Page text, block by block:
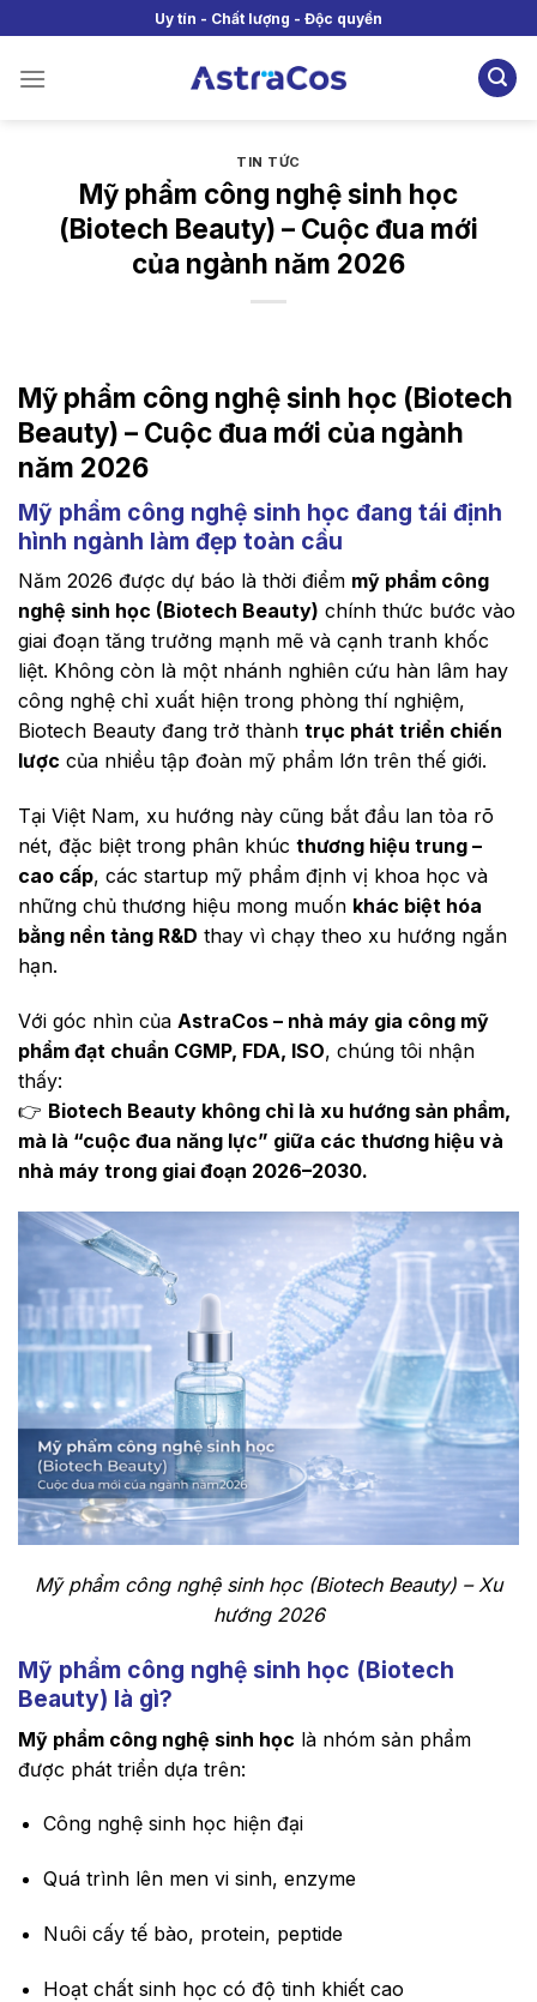
to
content
Uy tín - Chất lượng - Độc quyền
TIN TỨC
Mỹ phẩm công nghệ sinh học
(Biotech Beauty) – Cuộc đua mới
của ngành năm 2026
Mỹ phẩm công nghệ sinh học (Biotech
Beauty) – Cuộc đua mới của ngành
năm 2026
Mỹ phẩm công nghệ sinh học đang tái định
hình ngành làm đẹp toàn cầu
Năm 2026 được dự báo là thời điểm mỹ phẩm công
nghệ sinh học (Biotech Beauty) chính thức bước vào
giai đoạn tăng trưởng mạnh mẽ và cạnh tranh khốc
liệt. Không còn là một nhánh nghiên cứu hàn lâm hay
công nghệ chỉ xuất hiện trong phòng thí nghiệm,
Biotech Beauty đang trở thành trục phát triển chiến
lược của nhiều tập đoàn mỹ phẩm lớn trên thế giới.
Tại Việt Nam, xu hướng này cũng bắt đầu lan tỏa rõ
nét, đặc biệt trong phân khúc thương hiệu trung –
cao cấp, các startup mỹ phẩm định vị khoa học và
những chủ thương hiệu mong muốn khác biệt hóa
bằng nền tảng R&D thay vì chạy theo xu hướng ngắn
hạn.
Với góc nhìn của AstraCos – nhà máy gia công mỹ
phẩm đạt chuẩn CGMP, FDA, ISO, chúng tôi nhận
thấy:
👉 Biotech Beauty không chỉ là xu hướng sản phẩm,
mà là “cuộc đua năng lực” giữa các thương hiệu và
nhà máy trong giai đoạn 2026–2030.
Mỹ phẩm công nghệ sinh học (Biotech Beauty) – Xu
hướng 2026
Mỹ phẩm công nghệ sinh học (Biotech
Beauty) là gì?
Mỹ phẩm công nghệ sinh học là nhóm sản phẩm
được phát triển dựa trên:
Công nghệ sinh học hiện đại
Quá trình lên men vi sinh, enzyme
Nuôi cấy tế bào, protein, peptide
Hoạt chất sinh học có độ tinh khiết cao